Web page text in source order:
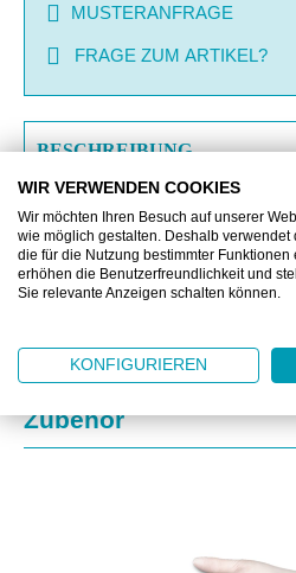
MUSTERANFRAGE
FRAGE ZUM ARTIKEL?
BESCHREIBUNG
ZUSATZINFORMATIONEN
DOWNLOAD
Produktgalerie überspringen
Zubehör
WIR VERWENDEN COOKIES
Wir möchten Ihren Besuch auf unserer
wie möglich gestalten. Deshalb verwendet
die für die Nutzung bestimmter
erhöhen die Benutzerfreundlichkeit und
Sie relevante Anzeigen schalten können.
KONFIGURIEREN